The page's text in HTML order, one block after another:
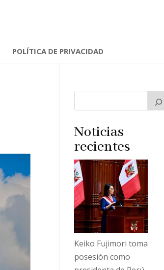
POLÍTICA DE PRIVACIDAD
Noticias
recientes
Keiko Fujimori toma
posesión como